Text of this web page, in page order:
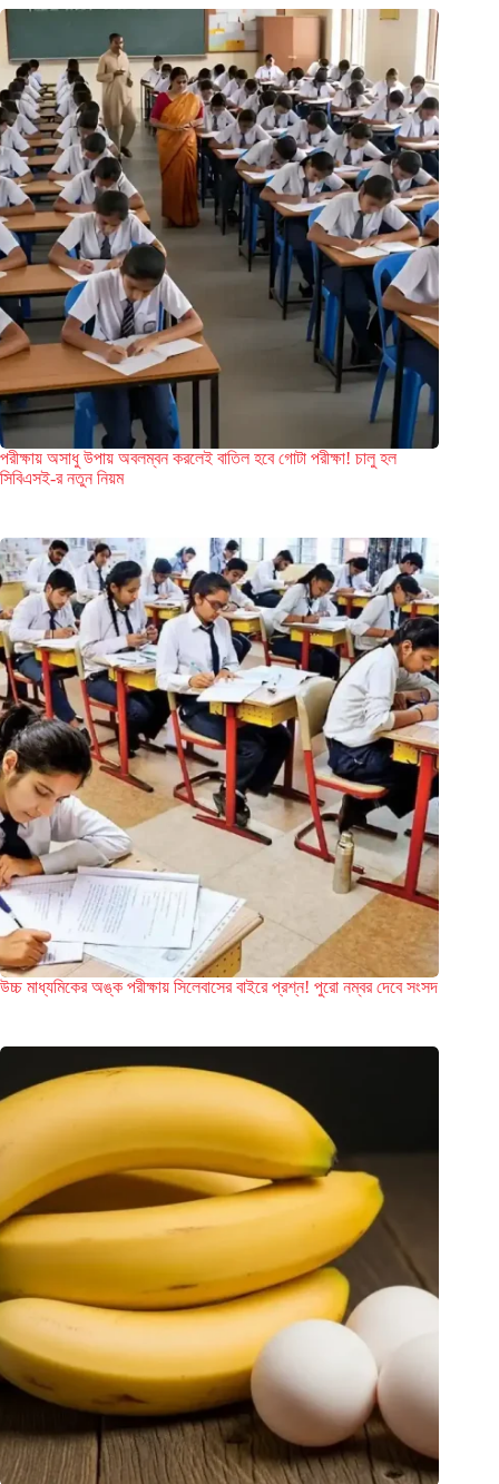
পরীক্ষায় অসাধু উপায় অবলম্বন করলেই বাতিল হবে গোটা পরীক্ষা! চালু হল
সিবিএসই-র নতুন নিয়ম
উচ্চ মাধ্যমিকের অঙ্ক পরীক্ষায় সিলেবাসের বাইরে প্রশ্ন! পুরো নম্বর দেবে সংসদ